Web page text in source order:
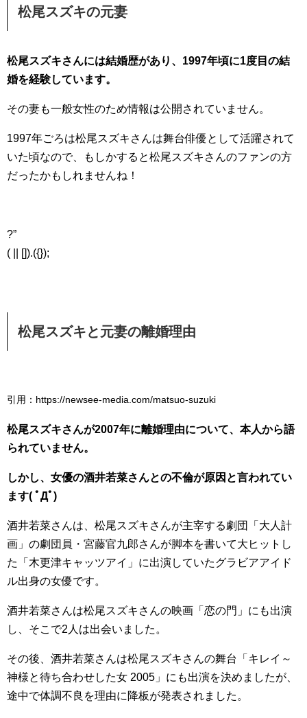
松尾スズキの元妻
松尾スズキさんには結婚歴があり、1997年頃に1度目の結
婚を経験しています。
その妻も一般女性のため情報は公開されていません。
1997年ごろは松尾スズキさんは舞台俳優として活躍されて
いた頃なので、もしかすると松尾スズキさんのファンの方
だったかもしれませんね！
?”
( || []).({});
松尾スズキと元妻の離婚理由
引用：https://newsee-media.com/matsuo-suzuki
松尾スズキさんが2007年に離婚理由について、本人から語
られていません。
しかし、女優の酒井若菜さんとの不倫が原因と言われてい
ます( ﾟДﾟ)
酒井若菜さんは、松尾スズキさんが主宰する劇団「大人計
画」の劇団員・宮藤官九郎さんが脚本を書いて大ヒットし
た「木更津キャッツアイ」に出演していたグラビアアイド
ル出身の女優です。
酒井若菜さんは松尾スズキさんの映画「恋の門」にも出演
し、そこで2人は出会いました。
その後、酒井若菜さんは松尾スズキさんの舞台「キレイ～
神様と待ち合わせした女 2005」にも出演を決めましたが、
途中で体調不良を理由に降板が発表されました。